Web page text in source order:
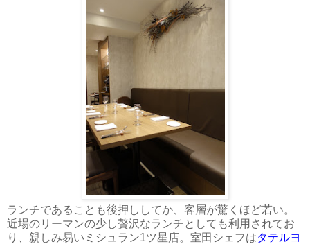
ランチであることも後押ししてか、客層が驚くほど若い。
近場のリーマンの少し贅沢なランチとしても利用されてお
り、親しみ易いミシュラン1ツ星店。室田シェフはタテルヨ